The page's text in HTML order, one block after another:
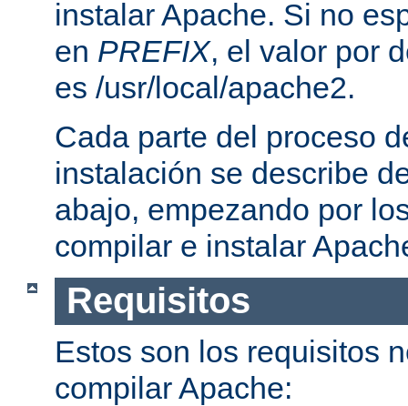
instalar Apache. Si no
en PREFIX, el valor por
es /usr/local/apache2.
Cada parte del proceso
instalación se describe
abajo, empezando por
compilar e instalar
Requisitos
Estos son los requisitos
compilar Apache: